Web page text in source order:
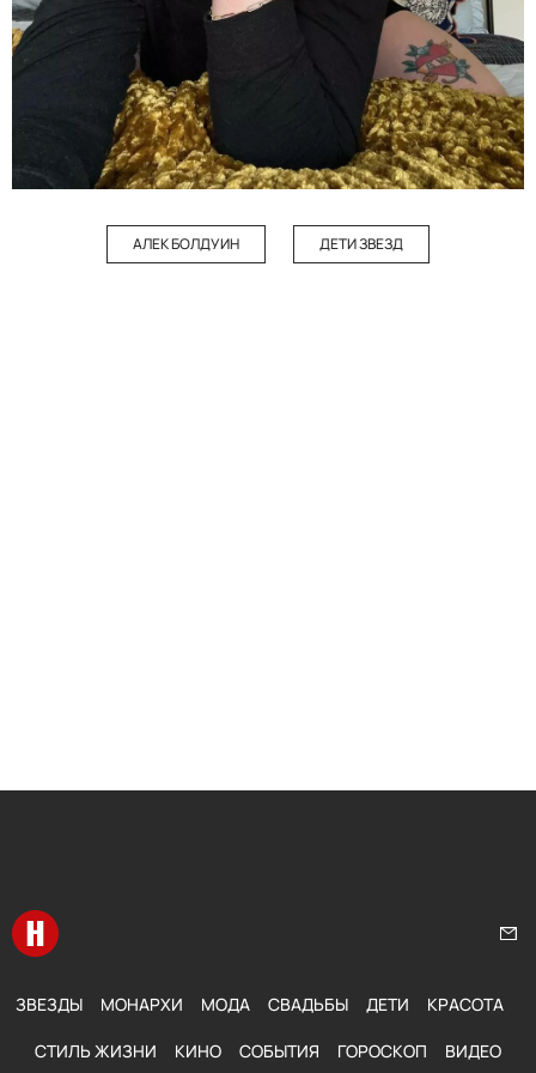
АЛЕК БОЛДУИН ДЕТИ ЗВЕЗД
Перейти на главную
ЗВЕЗДЫ МОНАРХИ МОДА СВАДЬБЫ ДЕТИ КРАСОТА
СТИЛЬ ЖИЗНИ КИНО СОБЫТИЯ ГОРОСКОП ВИДЕО